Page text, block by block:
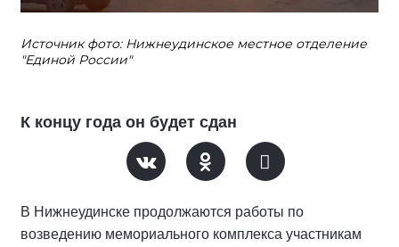
Источник фото: Нижнеудинское местное отделение
"Единой России"
К концу года он будет сдан
В Нижнеудинске продолжаются работы по
возведению мемориального комплекса участникам